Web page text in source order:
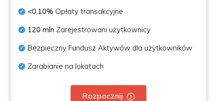
<0,10% Opłaty transakcyjne
120 mln Zarejestrowani użytkownicy
Bezpieczny Fundusz Aktywów dla użytkowników
Zarabianie na lokatach
Rozpocznij